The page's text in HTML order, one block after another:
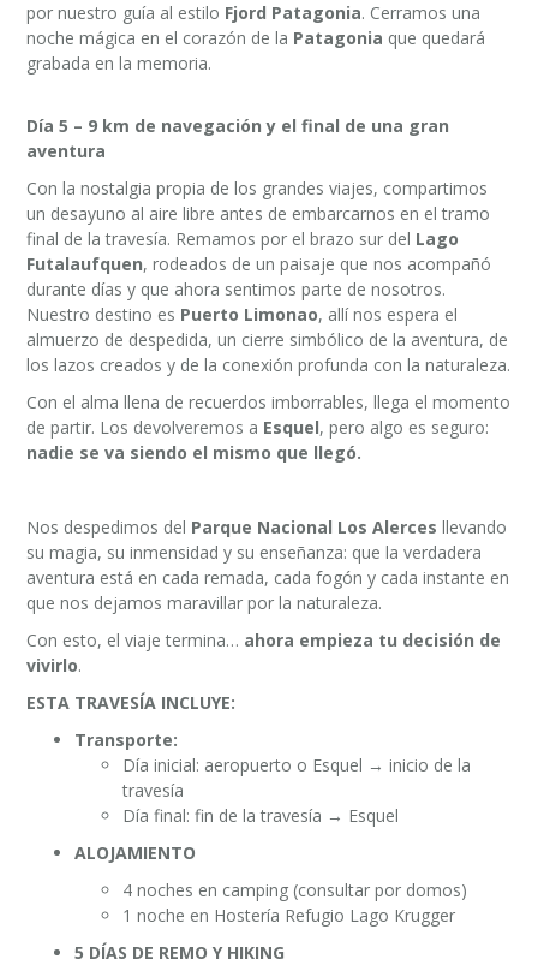
por nuestro guía al estilo Fjord Patagonia. Cerramos una
noche mágica en el corazón de la Patagonia que quedará
grabada en la memoria.
Día 5 – 9 km de navegación y el final de una gran
aventura
Con la nostalgia propia de los grandes viajes, compartimos
un desayuno al aire libre antes de embarcarnos en el tramo
final de la travesía. Remamos por el brazo sur del Lago
Futalaufquen, rodeados de un paisaje que nos acompañó
durante días y que ahora sentimos parte de nosotros.
Nuestro destino es Puerto Limonao, allí nos espera el
almuerzo de despedida, un cierre simbólico de la aventura, de
los lazos creados y de la conexión profunda con la naturaleza.
Con el alma llena de recuerdos imborrables, llega el momento
de partir. Los devolveremos a Esquel, pero algo es seguro:
nadie se va siendo el mismo que llegó.
Nos despedimos del Parque Nacional Los Alerces llevando
su magia, su inmensidad y su enseñanza: que la verdadera
aventura está en cada remada, cada fogón y cada instante en
que nos dejamos maravillar por la naturaleza.
Con esto, el viaje termina… ahora empieza tu decisión de
vivirlo.
ESTA TRAVESÍA INCLUYE:
Transporte:
Día inicial: aeropuerto o Esquel → inicio de la
travesía
Día final: fin de la travesía → Esquel
ALOJAMIENTO
4 noches en camping (consultar por domos)
1 noche en Hostería Refugio Lago Krugger
5 DÍAS DE REMO Y HIKING